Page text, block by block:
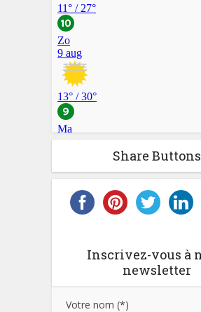
Share Buttons
Inscrivez-vous à
newsletter
Votre nom (*)